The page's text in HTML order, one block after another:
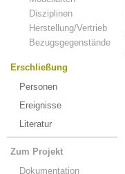
Disziplinen
Herstellung/Vertrieb
Bezugsgegenstände
Erschließung
Personen
Ereignisse
Literatur
Zum Projekt
Dokumentation